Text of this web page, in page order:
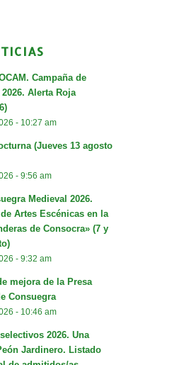
Campaña de
Alerta Roja
- 10:27 am
(Jueves 13 agosto
- 9:56 am
Medieval 2026.
Artes Escénicas en la
de Consocra» (7 y
- 9:32 am
mejora de la Presa
Consuegra
- 10:46 am
2026. Una
Jardinero. Listado